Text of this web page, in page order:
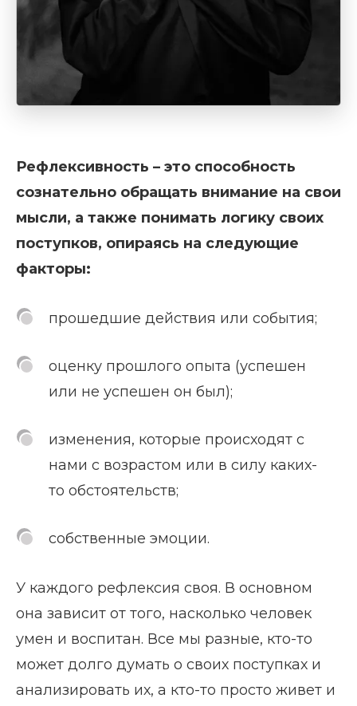
Рефлексивность – это способность
сознательно обращать внимание на свои
мысли, а также понимать логику своих
поступков, опираясь на следующие
факторы:
прошедшие действия или события;
оценку прошлого опыта (успешен
или не успешен он был);
изменения, которые происходят с
нами с возрастом или в силу каких-
то обстоятельств;
собственные эмоции.
У каждого рефлексия своя. В основном
она зависит от того, насколько человек
умен и воспитан. Все мы разные, кто-то
может долго думать о своих поступках и
анализировать их, а кто-то просто живет и